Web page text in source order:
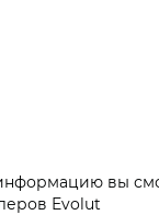
вы
Evolut